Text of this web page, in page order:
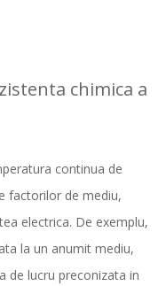
chimica a
continua de
factorilor de mediu,
electrica. De exemplu,
la un anumit mediu,
de lucru preconizata in